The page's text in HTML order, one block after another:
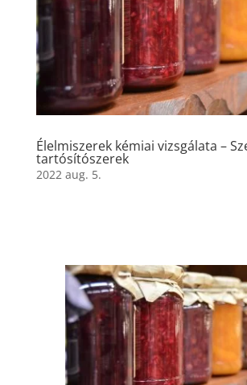
Élelmiszerek kémiai vizsgálata –
tartósítószerek
2022 aug. 5.